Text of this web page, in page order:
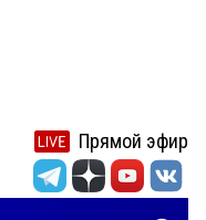
Прямой эфир